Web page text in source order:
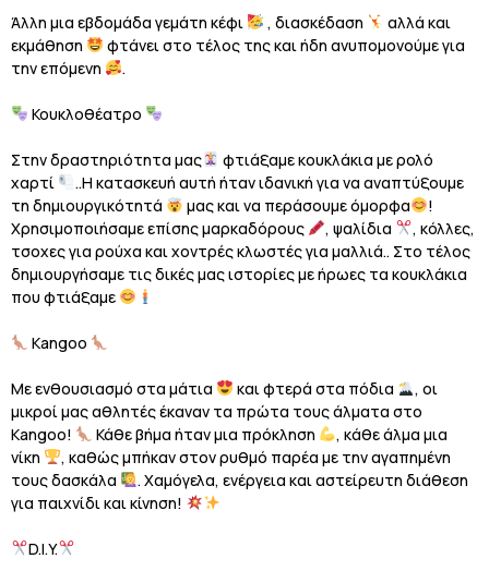
Άλλη μια εβδομάδα γεμάτη κέφι , διασκέδαση
αλλά και
εκμάθηση
φτάνει στο τέλος της και ήδη ανυπομονούμε για
την επόμενη
.
Κουκλοθέατρο
Στην δραστηριότητα μας
φτιάξαμε κουκλάκια με ρολό
χαρτί
..Η κατασκευή αυτή ήταν ιδανική για να αναπτύξουμε
τη δημιουργικότητά
μας και να περάσουμε όμορφα
!
Χρησιμοποιήσαμε επίσης μαρκαδόρους
, ψαλίδια
, κόλλες,
τσοχες για ρούχα και χοντρές κλωστές για μαλλιά.. Στο τέλος
δημιουργήσαμε τις δικές μας ιστορίες με ήρωες τα κουκλάκια
που φτιάξαμε
Κangoo
Με ενθουσιασμό στα μάτια και φτερά στα πόδια
, οι
μικροί μας αθλητές έκαναν τα πρώτα τους άλματα στο
Kangoo!
Κάθε βήμα ήταν μια πρόκληση
, κάθε άλμα μια
νίκη
, καθώς μπήκαν στον ρυθμό παρέα με την αγαπημένη
τους δασκάλα
. Χαμόγελα, ενέργεια και αστείρευτη διάθεση
για παιχνίδι και κίνηση!
D.I.Y.